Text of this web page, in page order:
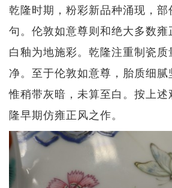
乾隆时期，粉彩新品种涌现，
句。伦敦如意尊则和绝大多数
白釉为地施彩。乾隆注重制瓷
净。至于伦敦如意尊，胎质细腻
惟稍带灰暗，未算至白。按上
隆早期仿雍正风之作。